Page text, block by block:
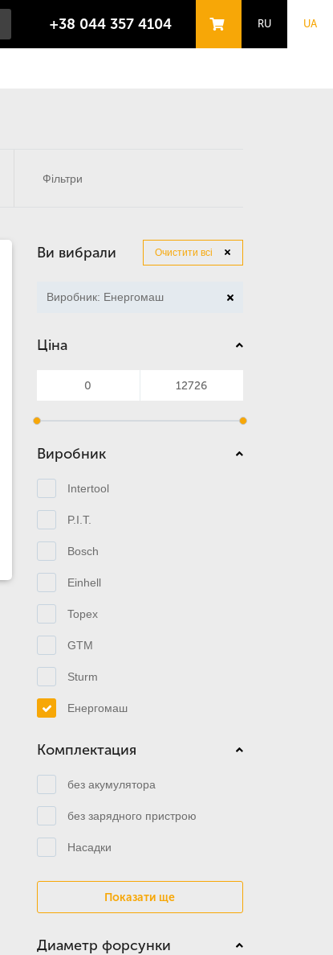
+38 044 357 4104 RU UA
Ви вибрали Очистити всі
Виробник: Енергомаш
Ціна
Виробник
Intertool
P.I.T.
Bosch
Einhell
Topex
GTM
Sturm
Енергомаш
Комплектация
без акумулятора
без зарядного пристрою
Насадки
Показати ще
Диаметр форсунки
Фільтри